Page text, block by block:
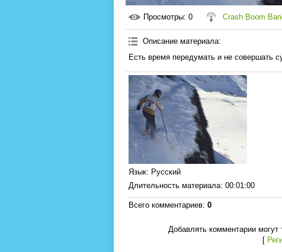
Просмотры: 0 Crash Boom
Описание материала:
Есть время передумать и не совершать
Язык: Русский
Длительность материала: 00:01:00
Всего комментариев: 0
Добавлять комментарии могут
[